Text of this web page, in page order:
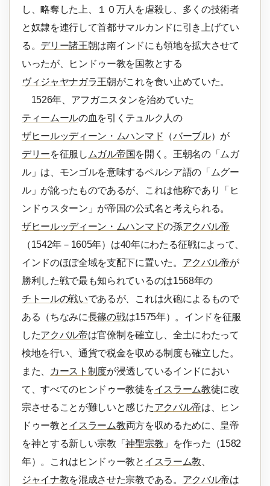
し、略奪した上、１０万人を虐殺し、多くの技術者
と奴隷を連行して首都サマルカンドに引き上げてい
る。 デリー諸王朝は南インドにも領地を拡大させて
いったが、ヒンドゥー教を国教とする
ヴィジャヤナガラ王朝がこれを食い止めていた。
1526年、アフガニスタンを治めていた
ティームールの血を引くテュルク人の
ザヒールッディーン・ムハンマド （バーブル）が
デリーを征服し ムガル帝国 を開く。王朝名の「ムガ
ル」は、モンゴルを意味するペルシア語の「ムグー
ル」が訛ったものであるが、これは他称であり「ヒ
ンドゥスターン」が帝国の公式名と考えられる。
ザヒールッディーン・ムハンマドの孫アクバル帝
（1542年－1605年）は40年にわたる征戦によって、
インドのほぼ全域を支配下に置いた。 アクバル帝が
勝利した戦で最も知られているのは1568年の
チトールの戦いであるが、これは火砲によるもので
ある（ちなみに長篠の戦は1575年）。インドを征服
したアクバル帝は官僚制を確立し、全土にわたって
検地を行い、通貨で税金を収める制度も確立した。
また、
カースト制度が浸透しているインドにおい
て、すべてのヒンドゥー教徒をイスラーム教徒に改
宗させることが難しいと感じたアクバル帝は、ヒン
ドゥー教とイスラーム教両方を収めるために、皇帝
を神とする新しい宗教「神聖宗教 」を作った（1582
年）。これはヒンドゥー教と イスラーム教
ジャイナ教を混成させた宗教である。 アクバル帝は